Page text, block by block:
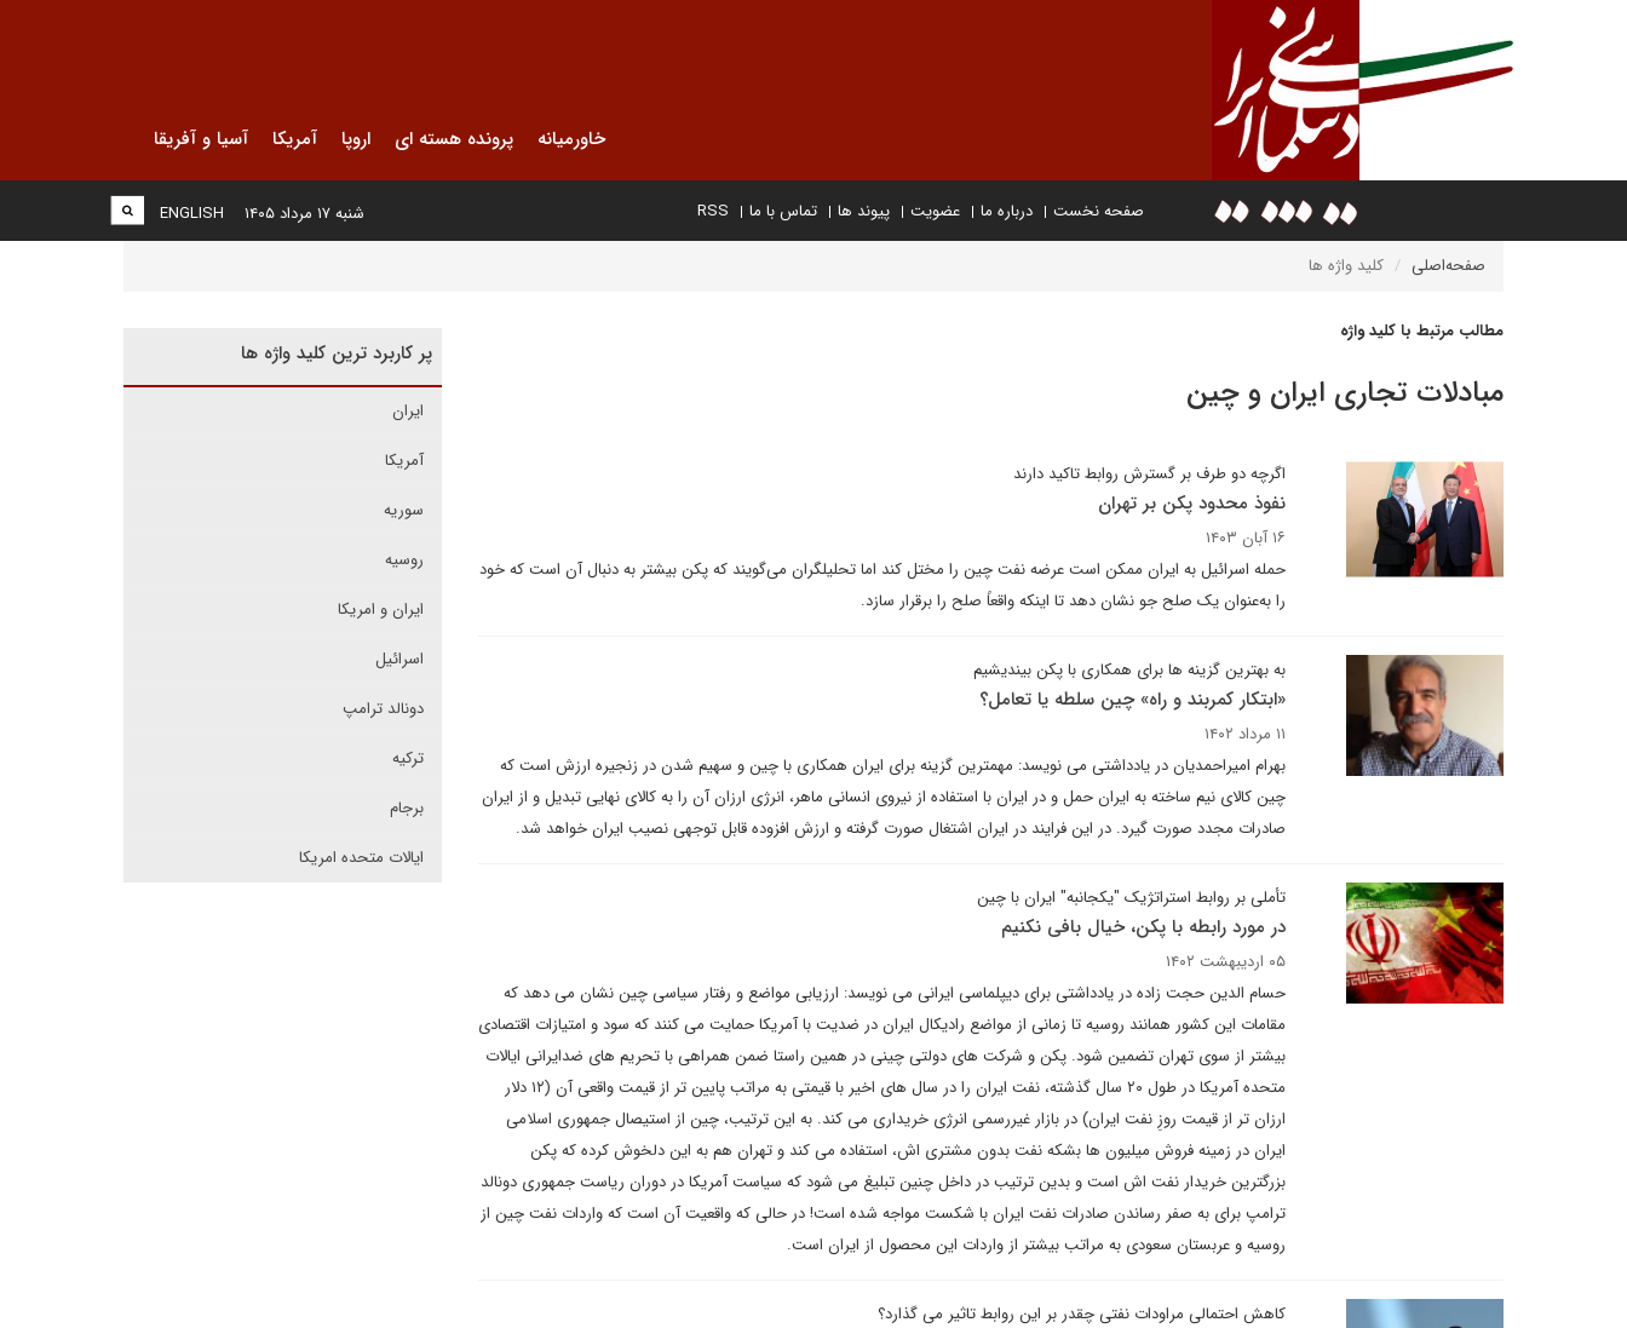
خاورمیانه پرونده هسته ای اروپا آمریکا آسیا و آفریقا
صفحه نخست درباره ما عضویت پیوند ها تماس با ما RSS
ENGLISH شنبه ۱۷ مرداد ۱۴۰۵
صفحه‌اصلی کلید واژه ها
مطالب مرتبط با کلید واژه
مبادلات تجاری ایران و چین
اگرچه دو طرف بر گسترش روابط تاکید دارند
نفوذ محدود پکن بر تهران
۱۶ آبان ۱۴۰۳
حمله اسرائیل به ایران ممکن است عرضه نفت چین را مختل کند اما تحلیلگران می‌گویند که پکن بیشتر به دنبال آن است که خود
را به‌عنوان یک صلح جو نشان دهد تا اینکه واقعاً صلح را برقرار سازد.
به بهترین گزینه ها برای همکاری با پکن بیندیشیم
«ابتکار کمربند و راه» چین سلطه یا تعامل؟
۱۱ مرداد ۱۴۰۲
بهرام امیراحمدیان در یادداشتی می نویسد: مهمترین گزینه برای ایران همکاری با چین و سهیم شدن در زنجیره ارزش است که
چین کالای نیم ساخته به ایران حمل و در ایران با استفاده از نیروی انسانی ماهر، انرژی ارزان آن را به کالای نهایی تبدیل و از ایران
صادرات مجدد صورت گیرد. در این فرایند در ایران اشتغال صورت گرفته و ارزش افزوده قابل توجهی نصیب ایران خواهد شد.
تأملی بر روابط استراتژیک "یکجانبه" ایران با چین
در مورد رابطه با پکن، خیال بافی نکنیم
۰۵ اردیبهشت ۱۴۰۲
حسام الدین حجت زاده در یادداشتی برای دیپلماسی ایرانی می نویسد: ارزیابی مواضع و رفتار سیاسی چین نشان می دهد که
مقامات این کشور همانند روسیه تا زمانی از مواضع رادیکال ایران در ضدیت با آمریکا حمایت می کنند که سود و امتیازات اقتصادی
بیشتر از سوی تهران تضمین شود. پکن و شرکت های دولتی چینی در همین راستا ضمن همراهی با تحریم های ضدایرانی ایالات
متحده آمریکا در طول ۲۰ سال گذشته، نفت ایران را در سال های اخیر با قیمتی به مراتب پایین تر از قیمت واقعی آن (۱۲ دلار
ارزان تر از قیمت روزِ نفت ایران) در بازار غیررسمی انرژی خریداری می کند. به این ترتیب، چین از استیصال جمهوری اسلامی
ایران در زمینه فروش میلیون ها بشکه نفت بدون مشتری اش، استفاده می کند و تهران هم به این دلخوش کرده که پکن
بزرگترین خریدار نفت اش است و بدین ترتیب در داخل چنین تبلیغ می شود که سیاست آمریکا در دوران ریاست جمهوری دونالد
ترامپ برای به صفر رساندن صادرات نفت ایران با شکست مواجه شده است! در حالی که واقعیت آن است که واردات نفت چین از
روسیه و عربستان سعودی به مراتب بیشتر از واردات این محصول از ایران است.
کاهش احتمالی مراودات نفتی چقدر بر این روابط تاثیر می گذارد؟
پر کاربرد ترین کلید واژه ها
ایران
آمریکا
سوریه
روسیه
ایران و امریکا
اسرائیل
دونالد ترامپ
ترکیه
برجام
ایالات متحده امریکا